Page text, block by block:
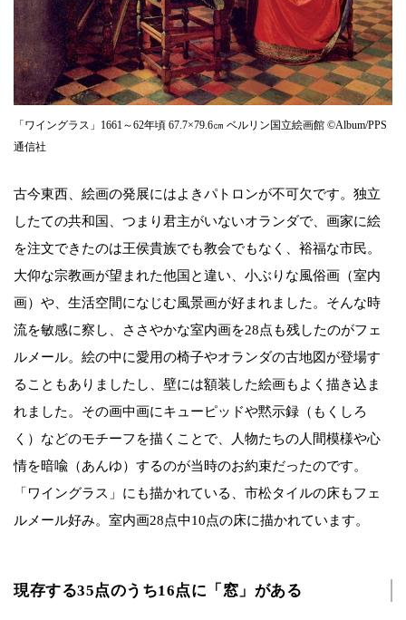
「ワイングラス」1661～62年頃 67.7×79.6㎝ ベルリン国立絵画館 ©Album/PPS
通信社
古今東西、絵画の発展にはよきパトロンが不可欠です。独立
したての共和国、つまり君主がいないオランダで、画家に絵
を注文できたのは王侯貴族でも教会でもなく、裕福な市民。
大仰な宗教画が望まれた他国と違い、小ぶりな風俗画（室内
画）や、生活空間になじむ風景画が好まれました。そんな時
流を敏感に察し、ささやかな室内画を28点も残したのがフェ
ルメール。絵の中に愛用の椅子やオランダの古地図が登場す
ることもありましたし、壁には額装した絵画もよく描き込ま
れました。その画中画にキューピッドや黙示録（もくしろ
く）などのモチーフを描くことで、人物たちの人間模様や心
情を暗喩（あんゆ）するのが当時のお約束だったのです。
「ワイングラス」にも描かれている、市松タイルの床もフェ
ルメール好み。室内画28点中10点の床に描かれています。
現存する35点のうち16点に「窓」がある